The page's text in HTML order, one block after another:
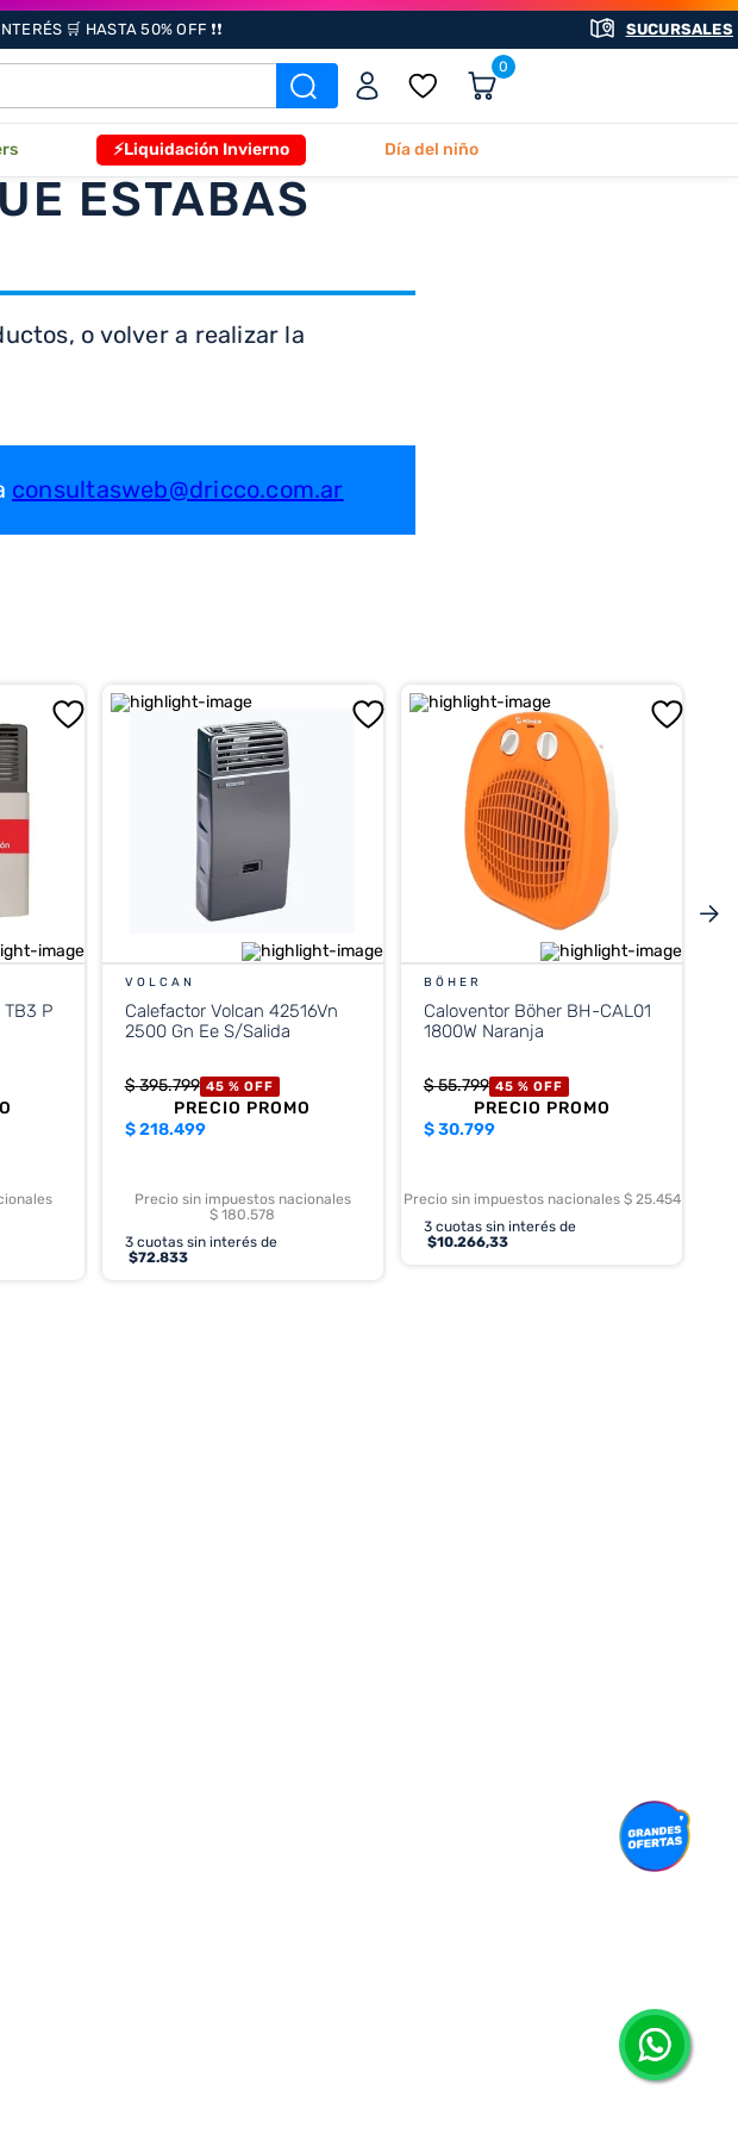
🛒 HASTA 50% OFF ❗❗ SUCURSALES
0
⚡Liquidación Invierno Día del niño
ESTABAS
o volver a realizar la
consultasweb@dricco.com.ar
TB3 P
VOLCAN
Calefactor Volcan 42516Vn
2500 Gn Ee S/Salida
$395.799 45 % OFF
PRECIO PROMO
$218.499
Precio sin impuestos nacionales
$ 180.578
3cuotas sin interés de
$72.833
BÖHER
Caloventor Böher BH-CAL01
1800W Naranja
$55.799 45 % OFF
PRECIO PROMO
$30.799
Precio sin impuestos nacionales $ 25.454
3cuotas sin interés de
$10.266,33